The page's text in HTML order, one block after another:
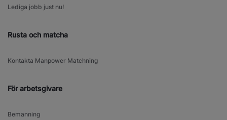
Lediga jobb just nu!
Rusta och matcha
Kontakta Manpower Matchning
För arbetsgivare
Bemanning